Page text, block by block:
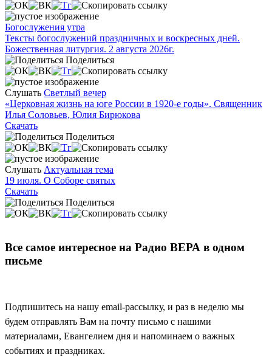
Богослужения утра
Тексты богослужений праздничных и воскресных дней.
Божественная литургия. 2 августа 2026г.
Поделиться
Слушать Светлый вечер
«Церковная жизнь на юге России в 1920-е годы». Священник
Илья Соловьев, Юлия Бирюкова
Скачать
Поделиться
Слушать Актуальная тема
19 июля. О Соборе святых
Скачать
Поделиться
Все самое интересное на Радио ВЕРА в одном
письме
Подпишитесь на нашу email-рассылку, и раз в неделю мы
будем отправлять Вам на почту письмо с нашими
материалами, Евангелием дня и напоминаем о важных
событиях и праздниках.